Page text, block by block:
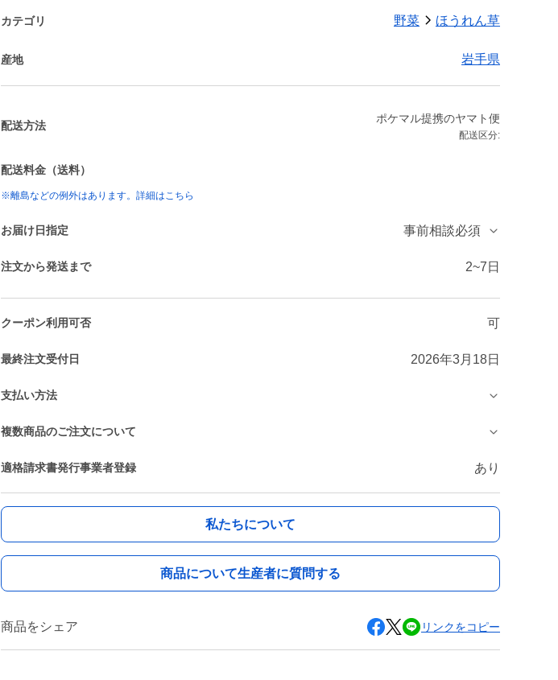
カテゴリ 野菜 ほうれん草
産地 岩手県
配送方法
ポケマル提携のヤマト便
配送区分:
配送料金（送料）
※離島などの例外はあります。詳細はこちら
お届け日指定 事前相談必須
注文から発送まで 2~7日
クーポン利用可否 可
最終注文受付日 2026年3月18日
支払い方法
複数商品のご注文について
適格請求書発行事業者登録 あり
私たちについて
商品について生産者に質問する
商品をシェア リンクをコピー